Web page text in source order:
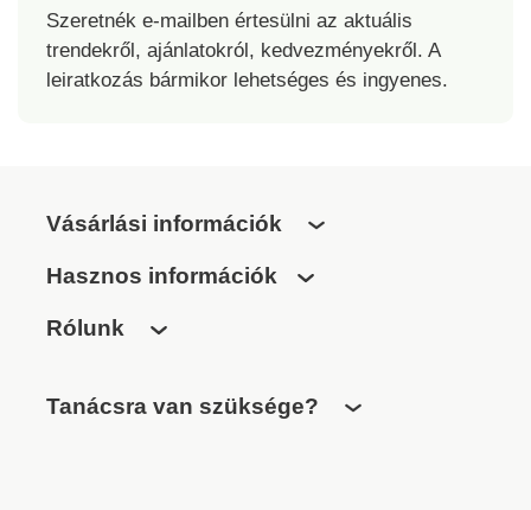
poliészter
(mikroflanel). Méret:
150 x 200 cm.
vegye ki és akassza
Szeretnék e-mailben értesülni az aktuális
trendekről, ajánlatokról, kedvezményekről. A
leiratkozás bármikor lehetséges és ingyenes.
Vásárlási információk
Hasznos információk
Rólunk
Tanácsra van szüksége?